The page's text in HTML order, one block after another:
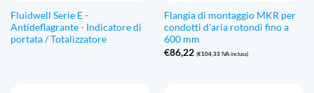
Fluidwell Serie E -
Antideflagrante - Indicatore di
portata / Totalizzatore
Flangia di montaggio MKR per
condotti d'aria rotondi fino a
600 mm
€86,22 (€104,33IVA inclusa)